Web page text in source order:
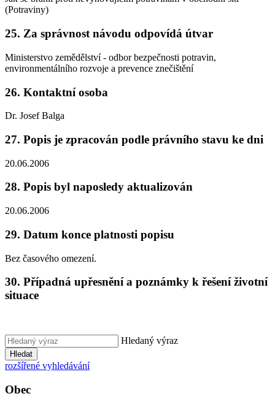
(Potraviny)
25. Za správnost návodu odpovídá útvar
Ministerstvo zemědělství - odbor bezpečnosti potravin,
environmentálního rozvoje a prevence znečištění
26. Kontaktní osoba
Dr. Josef Balga
27. Popis je zpracován podle právního stavu ke dni
20.06.2006
28. Popis byl naposledy aktualizován
20.06.2006
29. Datum konce platnosti popisu
Bez časového omezení.
30. Případná upřesnění a poznámky k řešení životní
situace
Hledaný výraz
Hledat
rozšířené vyhledávání
Obec